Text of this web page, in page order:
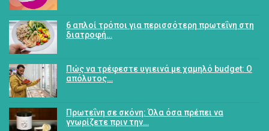
6 απλοί τρόποι για περισσότερη πρωτεΐνη στη
διατροφή…
Πώς να τρέφεστε υγιεινά με χαμηλό budget: Ο
απόλυτος…
Πρωτεΐνη σε σκόνη: Όλα όσα πρέπει να
γνωρίζετε πριν την…